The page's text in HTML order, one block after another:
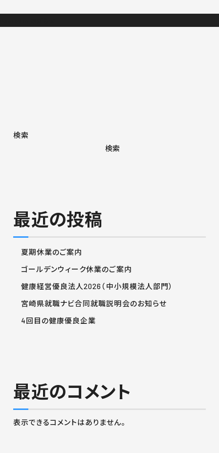
検索
検索
最近の投稿
夏期休業のご案内
ゴールデンウィーク休業のご案内
健康経営優良法人2026（中小規模法人部門）
宮崎県就職ナビ合同就職説明会のお知らせ
4回目の健康優良企業
最近のコメント
表示できるコメントはありません。